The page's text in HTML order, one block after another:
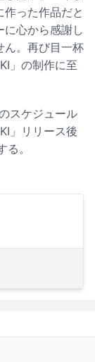
った作品だと
心から感謝し
ん。再び目一杯
」の制作に至
スケジュール
」リリース後
。